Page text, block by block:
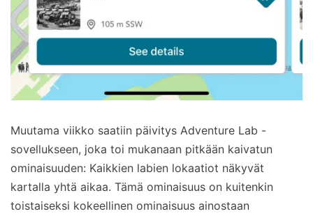
Muutama viikko saatiin päivitys Adventure Lab -
sovellukseen, joka toi mukanaan pitkään kaivatun
ominaisuuden: Kaikkien labien lokaatiot näkyvät
kartalla yhtä aikaa. Tämä ominaisuus on kuitenkin
toistaiseksi kokeellinen ominaisuus ainostaan